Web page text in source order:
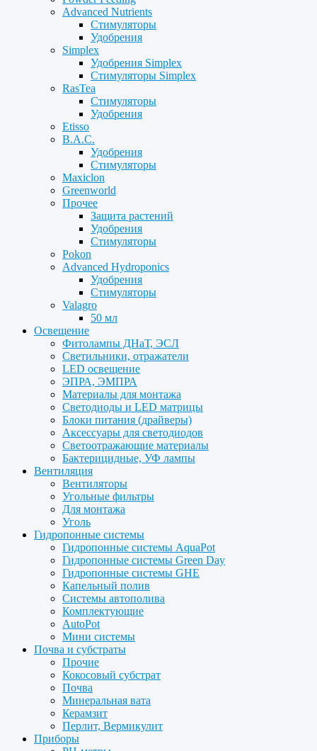
Advanced Nutrients
Стимуляторы
Удобрения
Simplex
Удобрения Simplex
Стимуляторы Simplex
RasTea
Стимуляторы
Удобрения
Etisso
B.A.C.
Удобрения
Стимуляторы
Maxiclon
Greenworld
Прочее
Защита растений
Удобрения
Стимуляторы
Pokon
Advanced Hydroponics
Удобрения
Стимуляторы
Valagro
50 мл
Освещение
Фитолампы ДНаТ, ЭСЛ
Светильники, отражатели
LED освещение
ЭПРА, ЭМПРА
Материалы для монтажа
Светодиоды и LED матрицы
Блоки питания (драйверы)
Аксессуары для светодиодов
Светоотражающие материалы
Бактерицидные, УФ лампы
Вентиляция
Вентиляторы
Угольные фильтры
Для монтажа
Уголь
Гидропонные системы
Гидропонные системы AquaPot
Гидропонные системы Green Day
Гидропонные системы GHE
Капельный полив
Системы автополива
Комплектующие
AutoPot
Мини системы
Почва и субстраты
Прочие
Кокосовый субстрат
Почва
Минеральная вата
Керамзит
Перлит, Вермикулит
Приборы